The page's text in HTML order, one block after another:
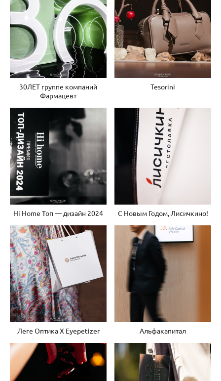
30ЛЕТ группе компаний
Фармацевт
Tesorini
Hi Home Топ — дизайн 2024 С Новым Годом, Лисичкино!
Леге Оптика Х Eyepetizer Альфакапитал